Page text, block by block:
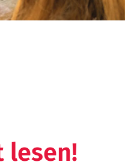
lesen!